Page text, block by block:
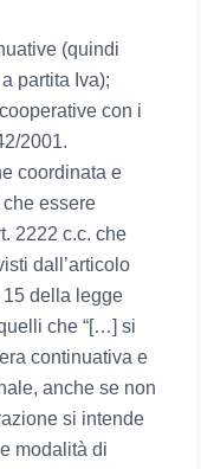
(quindi
partita Iva);
con i
2001.
coordinata e
essere
2222 c.c. che
dall’articolo
15 della legge
che “[…] si
continuativa e
anche se non
si intende
modalità di